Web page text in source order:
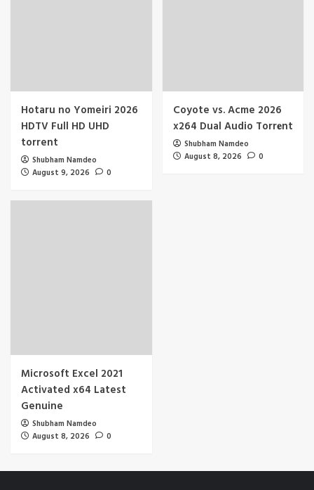
Hotaru no Yomeiri 2026
HDTV Full HD UHD
torrent
Shubham Namdeo
August 9, 2026
0
Coyote vs. Acme 2026
x264 Dual Audio Torr𝐞nt
Shubham Namdeo
August 8, 2026
0
Microsoft Excel 2021
Activated x64 Latest
Genuine
Shubham Namdeo
August 8, 2026
0